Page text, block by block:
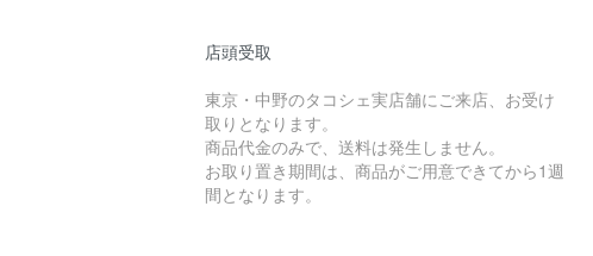
店頭受取
東京・中野のタコシェ実店舗にご来店、お受け
取りとなります。
商品代金のみで、送料は発生しません。
お取り置き期間は、商品がご用意できてから1週
間となります。